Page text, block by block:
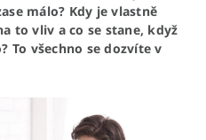
málo? Kdy je vlastně
to vliv a co se stane, když
To všechno se dozvíte v